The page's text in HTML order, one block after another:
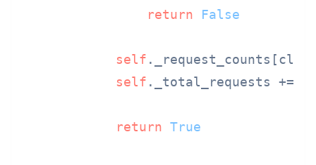
return
False
self
self ._total_requests +=
return True